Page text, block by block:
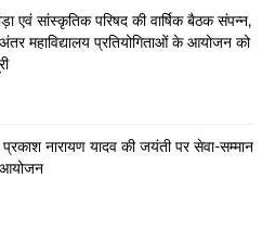
एवं सांस्कृतिक परिषद की वार्षिक बैठक संपन्न,
महाविद्यालय प्रतियोगिताओं के आयोजन को
नारायण यादव की जयंती पर सेवा-सम्मान